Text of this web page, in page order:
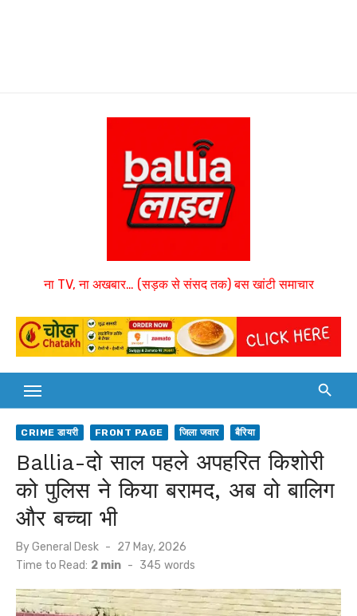
ना TV, ना अखबार… (सड़क से संसद तक) बस खांटी समाचार
CRIME डायरी FRONT PAGE जिला जवार बैरिया
Ballia-दो साल पहले अपहरित किशोरी
को पुलिस ने किया बरामद, अब वो बालिग
और बच्चा भी
ByGeneral Desk
Posted
on
27 May, 2026
Time to Read: 2 min - 345 words